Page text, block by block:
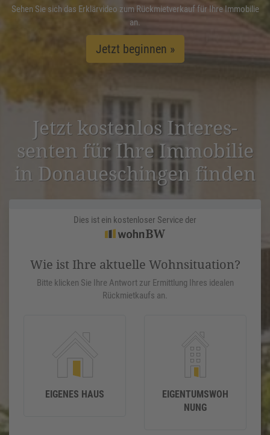
Sehen Sie sich das Erklärvideo zum Rückmietverkauf für Ihre Immobilie
an.
Jetzt beginnen »
Jetzt kostenlos Inter­es­
senten für Ihre Immobilie
in Donaue­schingen finden
Dies ist ein kostenloser Service der
Wie ist Ihre aktuelle Wohnsituation?
Bitte klicken Sie Ihre Antwort zur Ermittlung Ihres idealen
Rückmietkaufs an.
EIGENES HAUS
EIGENTUMSWOH
NUNG